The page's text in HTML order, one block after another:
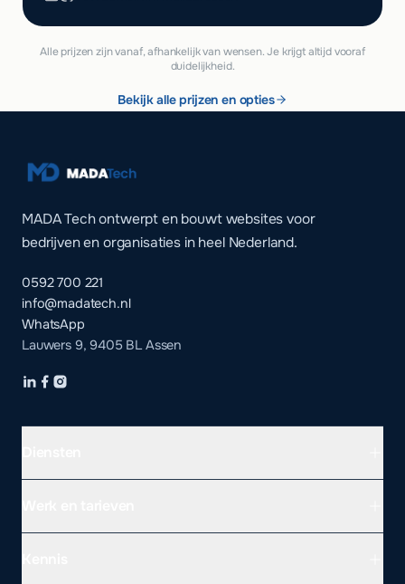
Alle prijzen zijn vanaf, afhankelijk van wensen. Je krijgt altijd vooraf
duidelijkheid.
Bekijk alle prijzen en opties
MADA Tech ontwerpt en bouwt websites voor
bedrijven en organisaties in heel Nederland.
0592 700 221
info@madatech.nl
WhatsApp
Lauwers 9, 9405 BL Assen